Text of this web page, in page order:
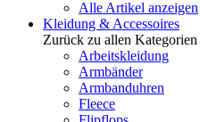
Alle Artikel anzeigen
Kleidung & Accessoires
Zurück zu allen Kategorien
Arbeitskleidung
Armbänder
Armbanduhren
Fleece